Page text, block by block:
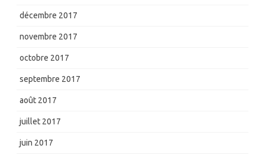
décembre 2017
novembre 2017
octobre 2017
septembre 2017
août 2017
juillet 2017
juin 2017